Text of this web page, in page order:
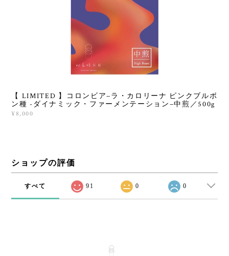
【 LIMITED 】コロンビア−ラ・カロリーナ ピンクブルボ
ン種 -ダイナミック・ファーメンテーション−中煎／500g
¥8,000
ショップの評価
すべて 91 0 0